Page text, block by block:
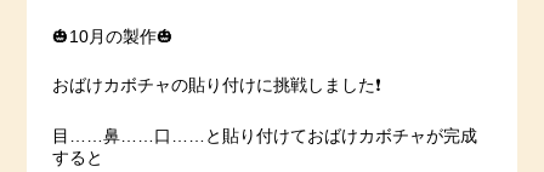
🎃10月の製作🎃
おばけカボチャの貼り付けに挑戦しました❗️
目……鼻……口……と貼り付けておばけカボチャが完成
すると